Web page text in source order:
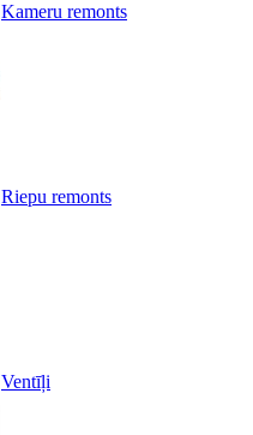
Kameru remonts
Riepu remonts
Ventīļi